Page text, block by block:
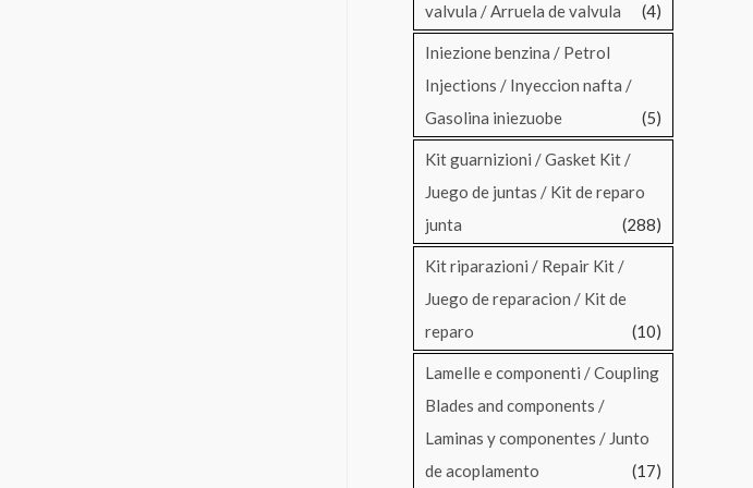
valvula / Arruela de valvula
(4)
Iniezione benzina / Petrol
Injections / Inyeccion nafta /
Gasolina iniezuobe
(5)
Kit guarnizioni / Gasket Kit /
Juego de juntas / Kit de reparo
junta
(288)
Kit riparazioni / Repair Kit /
Juego de reparacion / Kit de
reparo
(10)
Lamelle e componenti / Coupling
Blades and components /
Laminas y componentes / Junto
de acoplamento
(17)